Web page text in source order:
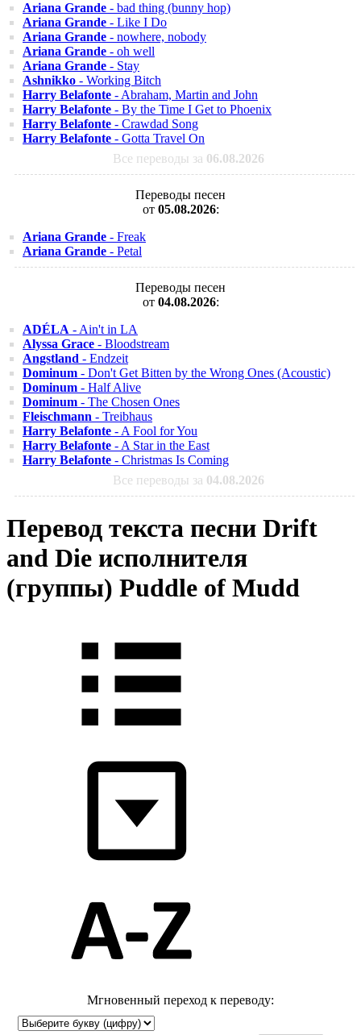
Ariana Grande - bad thing (bunny hop)
Ariana Grande - Like I Do
Ariana Grande - nowhere, nobody
Ariana Grande - oh well
Ariana Grande - Stay
Ashnikko - Working Bitch
Harry Belafonte - Abraham, Martin and John
Harry Belafonte - By the Time I Get to Phoenix
Harry Belafonte - Crawdad Song
Harry Belafonte - Gotta Travel On
Все переводы за 06.08.2026
Переводы песен
от 05.08.2026:
Ariana Grande - Freak
Ariana Grande - Petal
Переводы песен
от 04.08.2026:
ADÉLA - Ain't in LA
Alyssa Grace - Bloodstream
Angstland - Endzeit
Dominum - Don't Get Bitten by the Wrong Ones (Acoustic)
Dominum - Half Alive
Dominum - The Chosen Ones
Fleischmann - Treibhaus
Harry Belafonte - A Fool for You
Harry Belafonte - A Star in the East
Harry Belafonte - Christmas Is Coming
Все переводы за 04.08.2026
Перевод текста песни Drift
and Die исполнителя
(группы) Puddle of Mudd
Мгновенный переход к переводу: